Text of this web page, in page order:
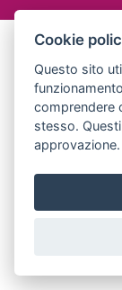
Cookie
Questo sito
comprendere
stesso.
approvazione.